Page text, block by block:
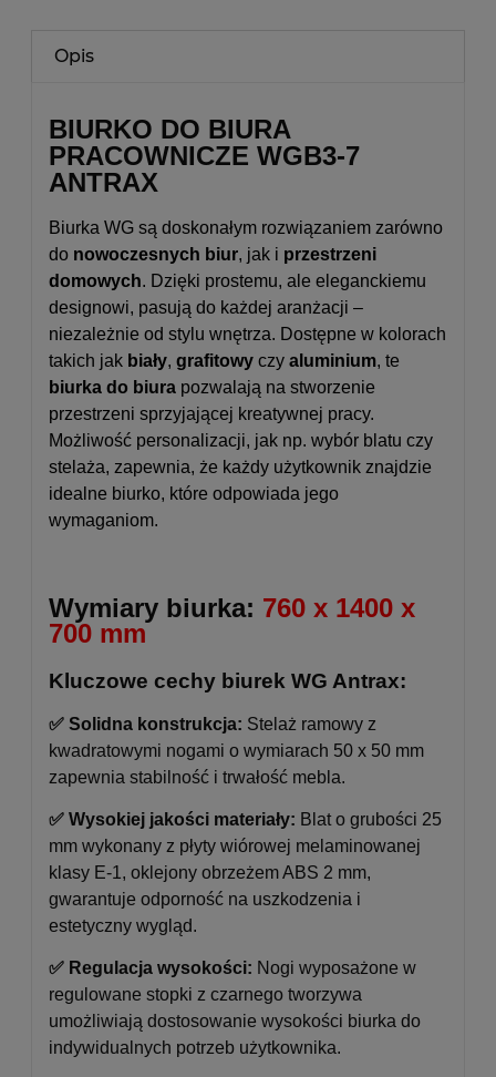
Opis
BIURKO DO BIURA
PRACOWNICZE WGB3-7
ANTRAX
Biurka WG są doskonałym rozwiązaniem zarówno
do nowoczesnych biur, jak i przestrzeni
domowych. Dzięki prostemu, ale eleganckiemu
designowi, pasują do każdej aranżacji –
niezależnie od stylu wnętrza. Dostępne w kolorach
takich jak biały, grafitowy czy aluminium, te
biurka do biura pozwalają na stworzenie
przestrzeni sprzyjającej kreatywnej pracy.
Możliwość personalizacji, jak np. wybór blatu czy
stelaża, zapewnia, że każdy użytkownik znajdzie
idealne biurko, które odpowiada jego
wymaganiom.
Wymiary biurka: 760 x 1400 x
700 mm
Kluczowe cechy biurek WG Antrax:
✅ Solidna konstrukcja: Stelaż ramowy z
kwadratowymi nogami o wymiarach 50 x 50 mm
zapewnia stabilność i trwałość mebla.
✅ Wysokiej jakości materiały: Blat o grubości 25
mm wykonany z płyty wiórowej melaminowanej
klasy E-1, oklejony obrzeżem ABS 2 mm,
gwarantuje odporność na uszkodzenia i
estetyczny wygląd.
✅ Regulacja wysokości: Nogi wyposażone w
regulowane stopki z czarnego tworzywa
umożliwiają dostosowanie wysokości biurka do
indywidualnych potrzeb użytkownika.